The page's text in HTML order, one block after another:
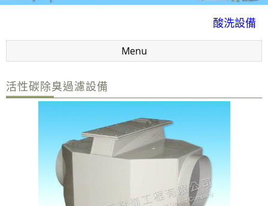
化學製程設備
酸洗設備
消毒殺菌淨化設備
配件
廢氣處理
抽風排氣設備工程
管路配置工程
耐酸鹼、防腐蝕設備、槽體、製品結構工程
Menu
活性碳除臭過濾設備